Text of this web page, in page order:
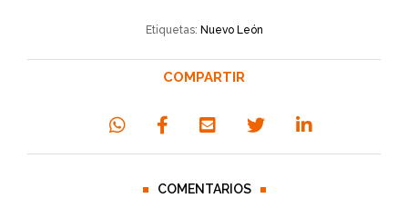
Etiquetas: Nuevo León
COMPARTIR
COMENTARIOS